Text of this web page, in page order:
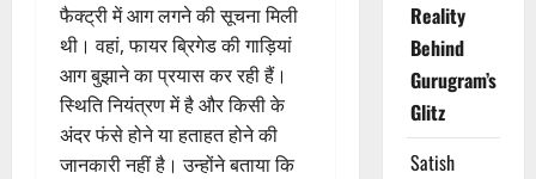
फैक्ट्री में आग लगने की सूचना मिली
थी। वहां, फायर ब्रिगेड की गाड़ियां
आग बुझाने का प्रयास कर रही हैं।
स्थिति नियंत्रण में है और किसी के
अंदर फंसे होने या हताहत होने की
जानकारी नहीं है। उन्होंने बताया कि
Reality
Behind
Gurugram’s
Glitz
Satish